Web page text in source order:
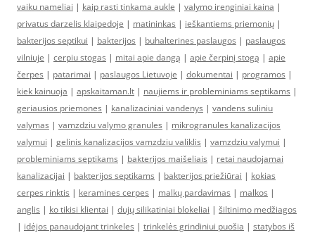
vaiku nameliai | kaip rasti tinkama aukle | valymo irenginiai kaina |
privatus darzelis klaipedoje | matininkas | ieškantiems priemonių |
bakterijos septikui | bakterijos | buhalterines paslaugos | paslaugos
vilniuje | cerpiu stogas | mitai apie dangą | apie čerpinį stogą | apie
čerpes | patarimai | paslaugos Lietuvoje | dokumentai | programos |
kiek kainuoja | apskaitaman.lt | naujiems ir probleminiams septikams |
geriausios priemones | kanalizaciniai vandenys | vandens suliniu
valymas | vamzdziu valymo granules | mikrogranules kanalizacijos
valymui | gelinis kanalizacijos vamzdziu valiklis | vamzdziu valymui |
probleminiams septikams | bakterijos maišeliais | retai naudojamai
kanalizacijai | bakterijos septikams | bakterijos priežiūrai | kokias
cerpes rinktis | keramines cerpes | malkų pardavimas | malkos |
anglis | ko tikisi klientai | dujų silikatiniai blokeliai | šiltinimo medžiagos
| idėjos panaudojant trinkeles | trinkelės grindiniui puošia | statybos iš